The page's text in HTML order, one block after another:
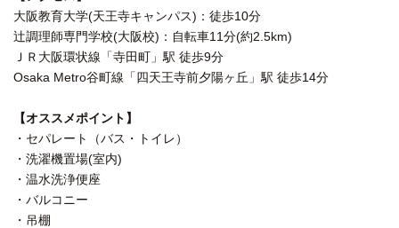
大阪教育大学(天王寺キャンパス)：徒歩10分
辻調理師専門学校(大阪校)：自転車11分(約2.5km)
ＪＲ大阪環状線「寺田町」駅 徒歩9分
Osaka Metro谷町線「四天王寺前夕陽ヶ丘」駅 徒歩14分
【オススメポイント】
・セパレート（バス・トイレ）
・洗濯機置場(室内)
・温水洗浄便座
・バルコニー
・吊棚